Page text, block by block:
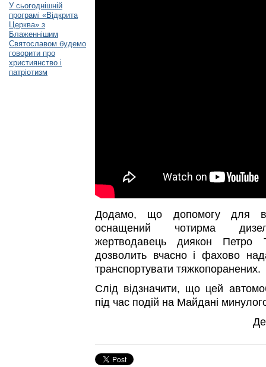
У сьогоднішній
програмі «Відкрита
Церква» з
Блаженнішим
Святославом будемо
говорити про
християнство і
патріотизм
Додамо, що допомогу для
оснащений чотирма
жертводавець диякон Петро
дозволить вчасно і фахово
транспортувати тяжкопоранених.
Слід відзначити, що цей
під час подій на Майдані